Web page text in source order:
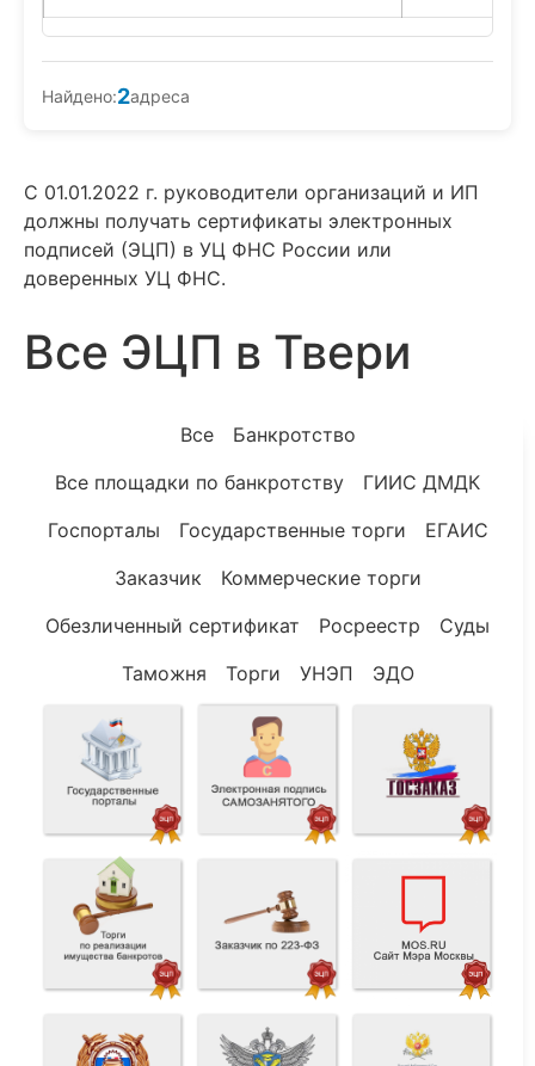
Найдено:2адреса
С 01.01.2022 г. руководители организаций и ИП
должны получать сертификаты электронных
подписей (ЭЦП) в УЦ ФНС России или
доверенных УЦ ФНС.
Все ЭЦП в Твери
Все
Банкротство
Все площадки по банкротству
ГИИС ДМДК
Госпорталы
Государственные торги
ЕГАИС
Заказчик
Коммерческие торги
Обезличенный сертификат
Росреестр
Суды
Таможня
Торги УНЭП ЭДО